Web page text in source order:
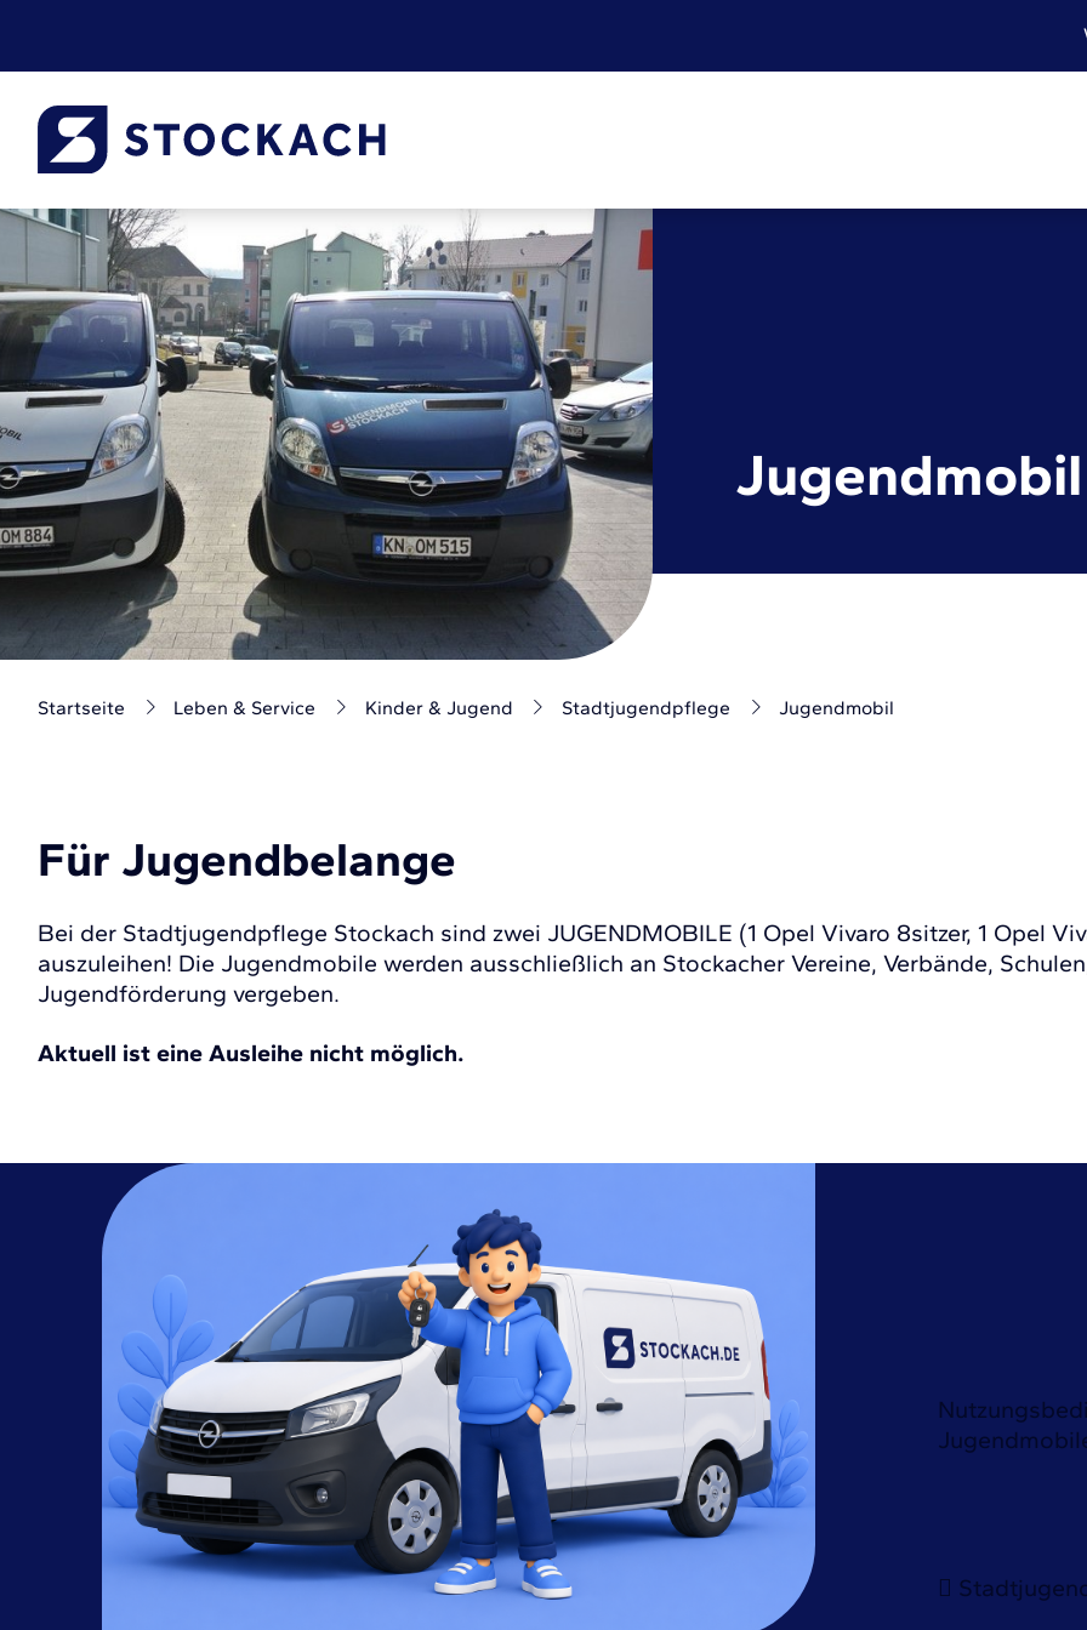
Jugendmobil
Startseite Leben & Service Kinder & Jugend Stadtjugendpflege Jugendmobil
Für Jugendbelange
Bei der Stadtjugendpflege Stockach sind zwei JUGENDMOBILE (1 Opel Vivaro 8sitzer, 1 Opel
auszuleihen! Die Jugendmobile werden ausschließlich an Stockacher Vereine, Verbände,
Jugendförderung vergeben.
Aktuell ist eine Ausleihe nicht möglich.